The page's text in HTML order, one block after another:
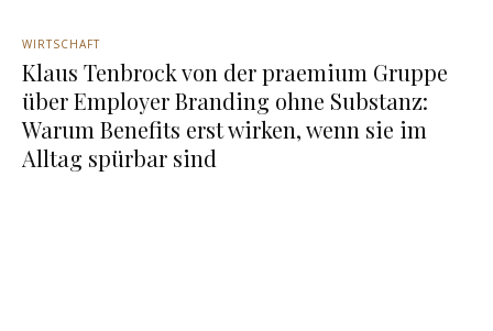
WIRTSCHAFT
Klaus Tenbrock von der praemium Gruppe
über Employer Branding ohne Substanz:
Warum Benefits erst wirken, wenn sie im
Alltag spürbar sind